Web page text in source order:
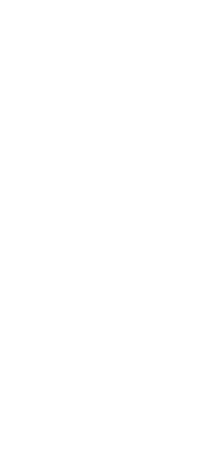
(THOMASHILFEN Commander/Major/Hercules
für Fußstütze